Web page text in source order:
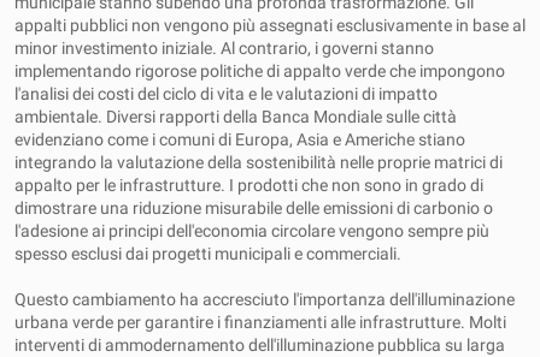
appalti pubblici non vengono più assegnati esclusivamente in base al
minor investimento iniziale. Al contrario, i governi stanno
implementando rigorose politiche di appalto verde che impongono
l'analisi dei costi del ciclo di vita e le valutazioni di impatto
ambientale. Diversi rapporti della Banca Mondiale sulle città
evidenziano come i comuni di Europa, Asia e Americhe stiano
integrando la valutazione della sostenibilità nelle proprie matrici di
appalto per le infrastrutture. I prodotti che non sono in grado di
dimostrare una riduzione misurabile delle emissioni di carbonio o
l'adesione ai principi dell'economia circolare vengono sempre più
spesso esclusi dai progetti municipali e commerciali.
Questo cambiamento ha accresciuto l'importanza dell'illuminazione
urbana verde per garantire i finanziamenti alle infrastrutture. Molti
interventi di ammodernamento dell'illuminazione pubblica su larga